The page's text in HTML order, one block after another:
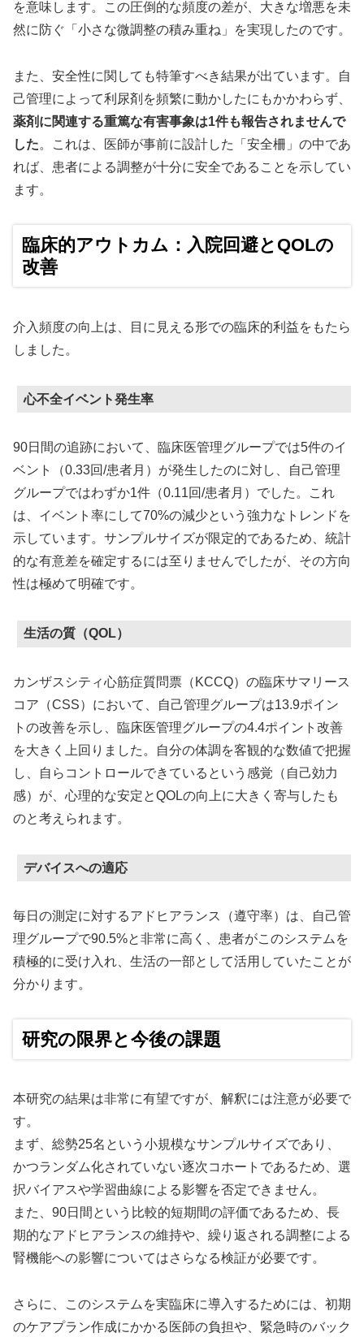
を意味します。この圧倒的な頻度の差が、大きな増悪を未
然に防ぐ「小さな微調整の積み重ね」を実現したのです。
また、安全性に関しても特筆すべき結果が出ています。自
己管理によって利尿剤を頻繁に動かしたにもかかわらず、
薬剤に関連する重篤な有害事象は1件も報告されませんで
した。これは、医師が事前に設計した「安全柵」の中であ
れば、患者による調整が十分に安全であることを示してい
ます。
臨床的アウトカム：入院回避とQOLの
改善
介入頻度の向上は、目に見える形での臨床的利益をもたら
しました。
心不全イベント発生率
90日間の追跡において、臨床医管理グループでは5件のイ
ベント（0.33回/患者月）が発生したのに対し、自己管理
グループではわずか1件（0.11回/患者月）でした。これ
は、イベント率にして70%の減少という強力なトレンドを
示しています。サンプルサイズが限定的であるため、統計
的な有意差を確定するには至りませんでしたが、その方向
性は極めて明確です。
生活の質（QOL）
カンザスシティ心筋症質問票（KCCQ）の臨床サマリース
コア（CSS）において、自己管理グループは13.9ポイン
トの改善を示し、臨床医管理グループの4.4ポイント改善
を大きく上回りました。自分の体調を客観的な数値で把握
し、自らコントロールできているという感覚（自己効力
感）が、心理的な安定とQOLの向上に大きく寄与したも
のと考えられます。
デバイスへの適応
毎日の測定に対するアドヒアランス（遵守率）は、自己管
理グループで90.5%と非常に高く、患者がこのシステムを
積極的に受け入れ、生活の一部として活用していたことが
分かります。
研究の限界と今後の課題
本研究の結果は非常に有望ですが、解釈には注意が必要で
す。
まず、総勢25名という小規模なサンプルサイズであり、
かつランダム化されていない逐次コホートであるため、選
択バイアスや学習曲線による影響を否定できません。
また、90日間という比較的短期間の評価であるため、長
期的なアドヒアランスの維持や、繰り返される調整による
腎機能への影響についてはさらなる検証が必要です。
さらに、このシステムを実臨床に導入するためには、初期
のケアプラン作成にかかる医師の負担や、緊急時のバック